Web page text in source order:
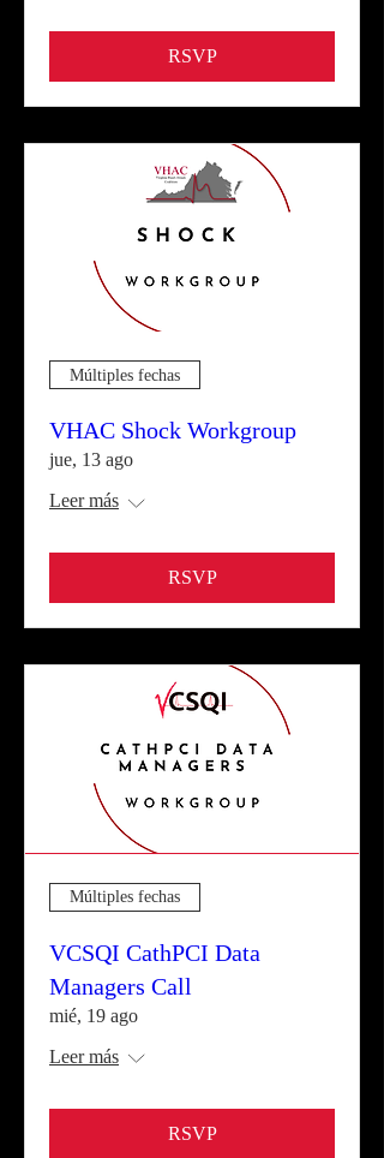
RSVP
Múltiples fechas
VHAC Shock Workgroup
jue, 13 ago
Leer más
RSVP
Múltiples fechas
VCSQI CathPCI Data
Managers Call
mié, 19 ago
Leer más
RSVP